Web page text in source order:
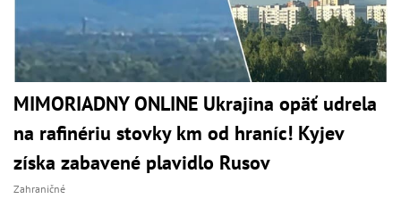
MIMORIADNY ONLINE Ukrajina opäť udrela
na rafinériu stovky km od hraníc! Kyjev
získa zabavené plavidlo Rusov
Zahraničné